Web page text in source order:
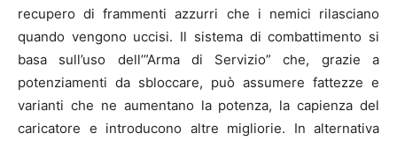
recupero di frammenti azzurri che i nemici rilasciano
quando vengono uccisi. Il sistema di combattimento si
basa sull’uso dell’”Arma di Servizio” che, grazie a
potenziamenti da sbloccare, può assumere fattezze e
varianti che ne aumentano la potenza, la capienza del
caricatore e introducono altre migliorie. In alternativa